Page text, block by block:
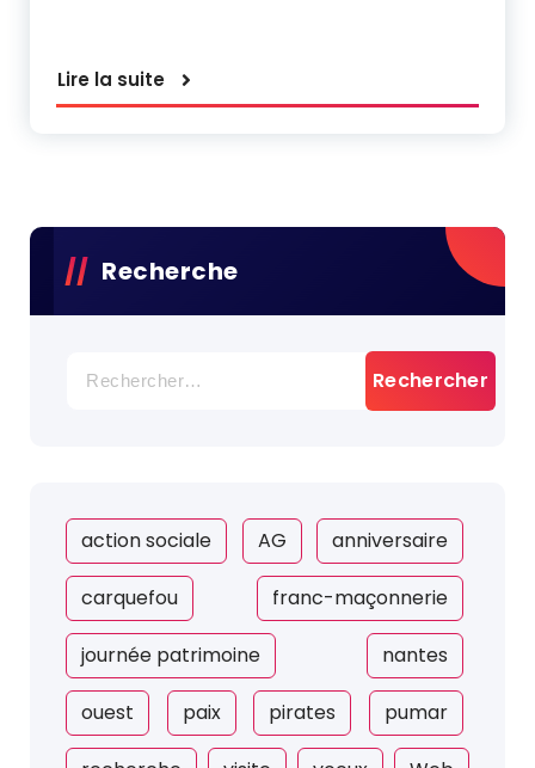
Lire la suite
Recherche
action sociale AG anniversaire
carquefou franc-maçonnerie
journée patrimoine nantes
ouest paix pirates pumar